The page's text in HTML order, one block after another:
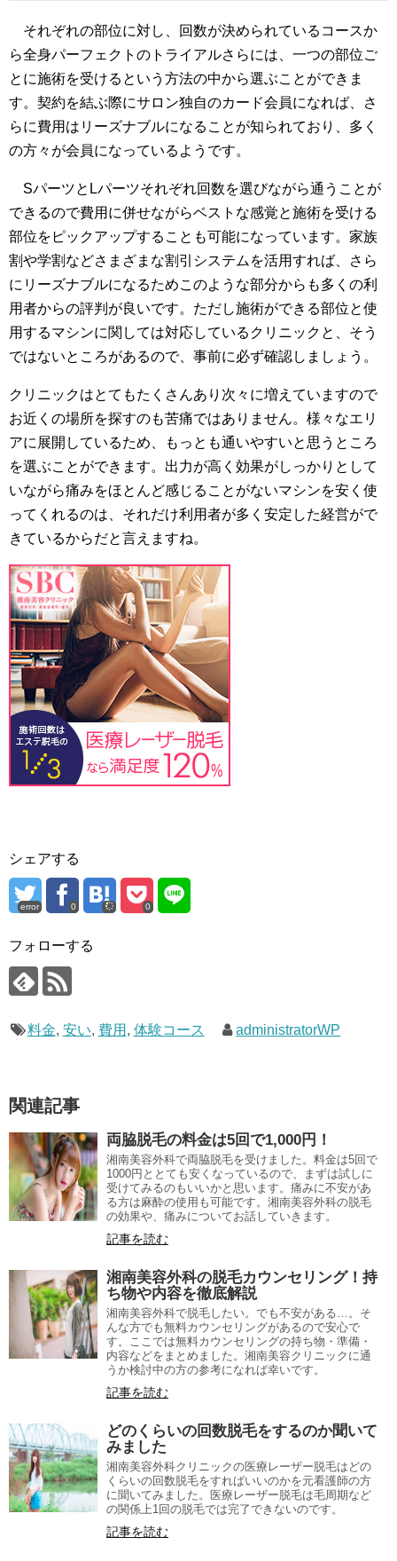
それぞれの部位に対し、回数が決められているコースか
ら全身パーフェクトのトライアルさらには、一つの部位ご
とに施術を受けるという方法の中から選ぶことができま
す。契約を結ぶ際にサロン独自のカード会員になれば、さ
らに費用はリーズナブルになることが知られており、多く
の方々が会員になっているようです。
SパーツとLパーツそれぞれ回数を選びながら通うことが
できるので費用に併せながらベストな感覚と施術を受ける
部位をピックアップすることも可能になっています。家族
割や学割などさまざまな割引システムを活用すれば、さら
にリーズナブルになるためこのような部分からも多くの利
用者からの評判が良いです。ただし施術ができる部位と使
用するマシンに関しては対応しているクリニックと、そう
ではないところがあるので、事前に必ず確認しましょう。
クリニックはとてもたくさんあり次々に増えていますので
お近くの場所を探すのも苦痛ではありません。様々なエリ
アに展開しているため、もっとも通いやすいと思うところ
を選ぶことができます。出力が高く効果がしっかりとして
いながら痛みをほとんど感じることがないマシンを安く使
ってくれるのは、それだけ利用者が多く安定した経営がで
きているからだと言えますね。
シェアする
error 0 0
フォローする
料金, 安い, 費用 , 体験コース administratorWP
関連記事
両脇脱毛の料金は5回で1,000円！
湘南美容外科で両脇脱毛を受けました。料金は5回で
1000円ととても安くなっているので、まずは試しに
受けてみるのもいいかと思います。痛みに不安があ
る方は麻酔の使用も可能です。湘南美容外科の脱毛
の効果や、痛みについてお話していきます。
記事を読む
湘南美容外科の脱毛カウンセリング！持
ち物や内容を徹底解説
湘南美容外科で脱毛したい。でも不安がある…。そ
んな方でも無料カウンセリングがあるので安心で
す。ここでは無料カウンセリングの持ち物・準備・
内容などをまとめました。湘南美容クリニックに通
うか検討中の方の参考になれば幸いです。
記事を読む
どのくらいの回数脱毛をするのか聞いて
みました
湘南美容外科クリニックの医療レーザー脱毛はどの
くらいの回数脱毛をすればいいのかを元看護師の方
に聞いてみました。医療レーザー脱毛は毛周期など
の関係上1回の脱毛では完了できないのです。
記事を読む